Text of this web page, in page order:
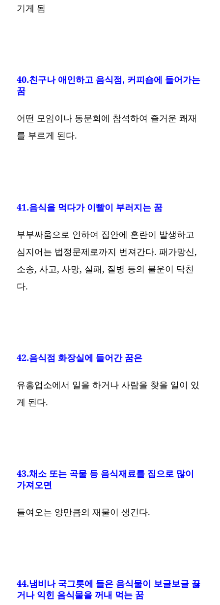
기게 됨
40.친구나 애인하고 음식점, 커피숍에 들어가는
꿈
어떤 모임이나 동문회에 참석하여 즐거운 쾌재
를 부르게 된다.
41.음식을 먹다가 이빨이 부러지는 꿈
부부싸움으로 인하여 집안에 혼란이 발생하고
심지어는 법정문제로까지 번져간다. 패가망신,
소송, 사고, 사망, 실패, 질병 등의 불운이 닥친
다.
42.음식점 화장실에 들어간 꿈은
유흥업소에서 일을 하거나 사람을 찾을 일이 있
게 된다.
43.채소 또는 곡물 등 음식재료를 집으로 많이
가져오면
들여오는 양만큼의 재물이 생긴다.
44.냄비나 국그릇에 들은 음식물이 보글보글 끓
거나 익힌 음식물을 꺼내 먹는 꿈